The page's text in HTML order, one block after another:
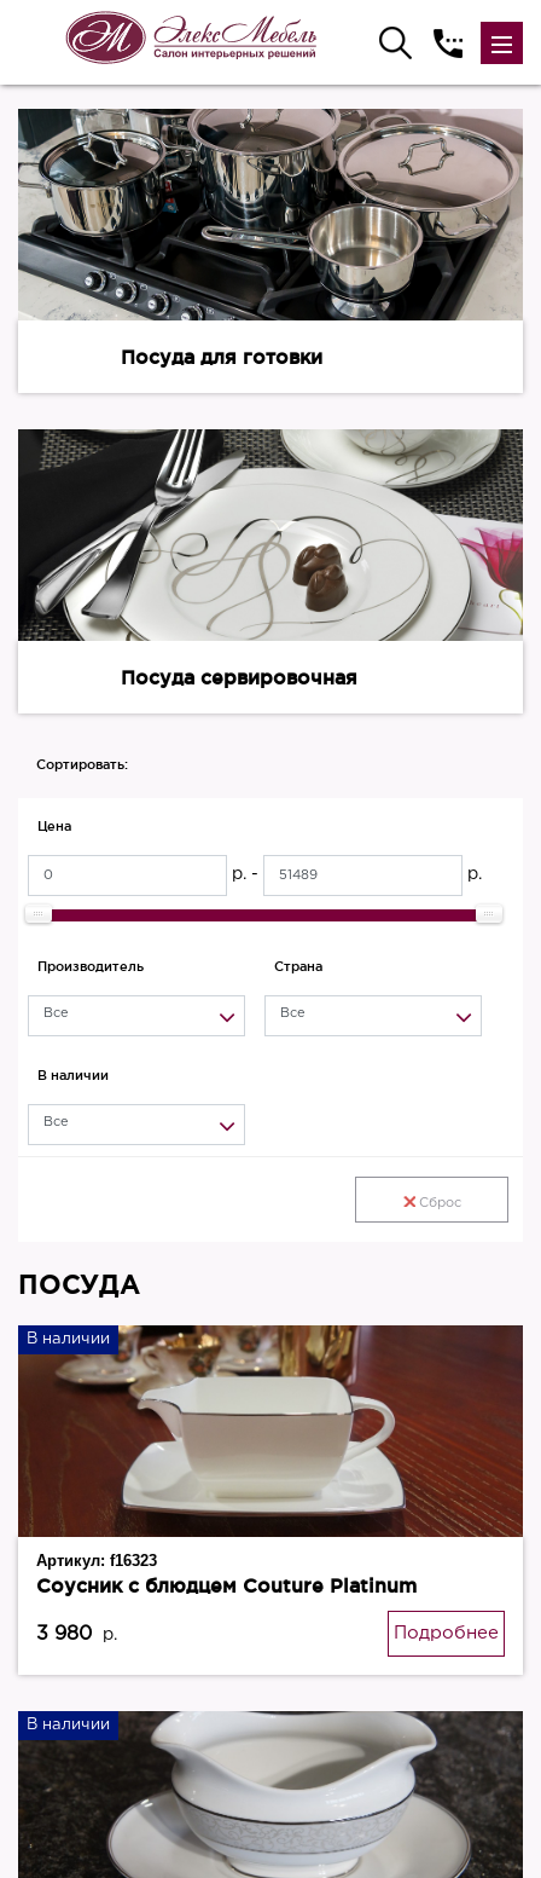
Посуда для готовки
Посуда сервировочная
Сортировать:
Цена
р. - р.
Производитель
Все
Страна
Все
В наличии
Все
Сброс
ПОСУДА
В наличии
Артикул: f16323
Соусник с блюдцем Couture Platinum
3 980 р. Подробнее
В наличии